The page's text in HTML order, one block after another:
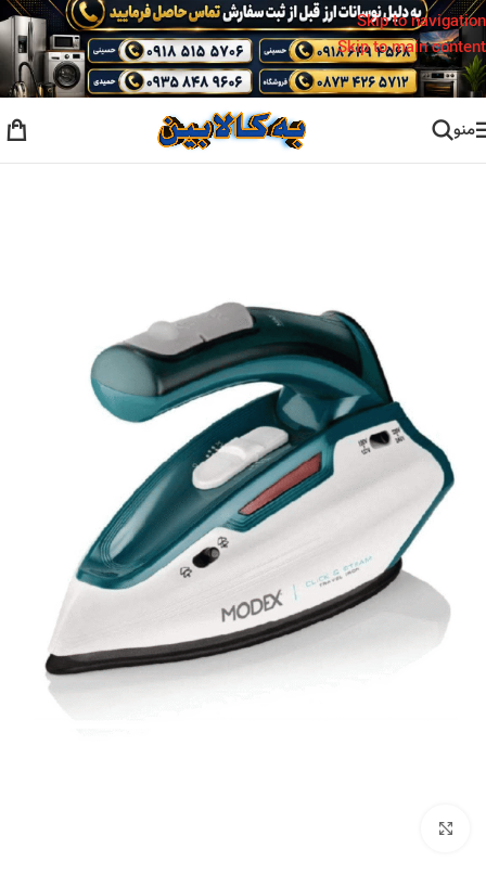
Skip to navigation
Skip to main content
منو